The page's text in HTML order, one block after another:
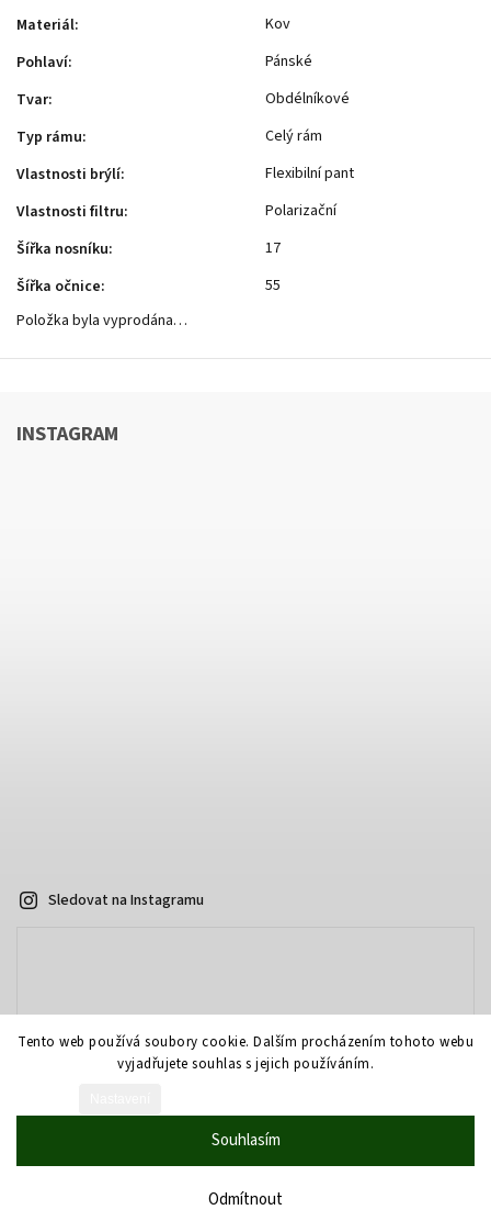
Tento web používá soubory cookie. Dalším procházením tohoto webu
vyjadřujete souhlas s jejich používáním.
Odmítnout
Souhlasím
Materiál:
Kov
Pohlaví:
Pánské
Tvar:
Obdélníkové
Typ rámu:
Celý rám
Vlastnosti brýlí:
Flexibilní pant
Vlastnosti filtru:
Polarizační
Šířka nosníku:
17
Šířka očnice:
55
Položka byla vyprodána…
INSTAGRAM
Sledovat na Instagramu
Vytvořil Shoptet
Grafický návrh vytvořil a nakódoval